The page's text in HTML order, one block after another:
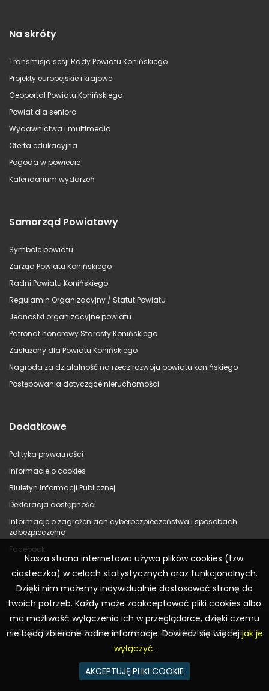
Na skróty
Transmisja sesji Rady Powiatu Konińskiego
Projekty europejskie i krajowe
Geoportal Powiatu Konińskiego
Powiat dla seniora
Wydawnictwa i multimedia
Oferta edukacyjna
Pogoda w powiecie
Kalendarium wydarzeń
Samorząd Powiatowy
Symbole powiatu
Zarząd Powiatu Konińskiego
Radni Powiatu Konińskiego
Regulamin Organizacyjny / Statut Powiatu
Jednostki organizacyjne powiatu
Patronat honorowy Starosty Konińskiego
Zasłużony dla Powiatu Konińskiego
Nagroda za działalność na rzecz rozwoju powiatu konińskiego
Postępowania dotyczące nieruchomości
Dodatkowe
Polityka prywatności
Informacje o cookies
Biuletyn Informacji Publicznej
Deklaracja dostępności
Informacje o zagrożeniach cyberbezpieczeństwa i sposobach
zabezpieczenia
Facebook
© 2023 Starostwo Powiatowe w Koninie – Wszelkie prawa zastrzeżone
Realizacja:WR Consulting
Nasza strona internetowa używa plików cookies (tzw.
ciasteczka) w celach statystycznych oraz funkcjonalnych.
Dzięki nim możemy indywidualnie dostosować stronę do
twoich potrzeb. Każdy może zaakceptować pliki cookies albo
ma możliwość wyłączenia ich w przeglądarce, dzięki czemu
nie będą zbierane żadne informacje. Dowiedz się więcejjak je
wyłączyć.
AKCEPTUJĘ PLIKI COOKIE